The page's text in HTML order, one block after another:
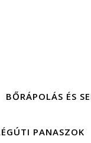
BŐRÁPOLÁS ÉS
PANASZOK